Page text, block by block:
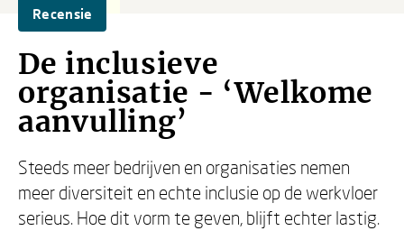
Recensie
De inclusieve
organisatie - ‘Welkome
aanvulling’
Steeds meer bedrijven en organisaties nemen
meer diversiteit en echte inclusie op de werkvloer
serieus. Hoe dit vorm te geven, blijft echter lastig.